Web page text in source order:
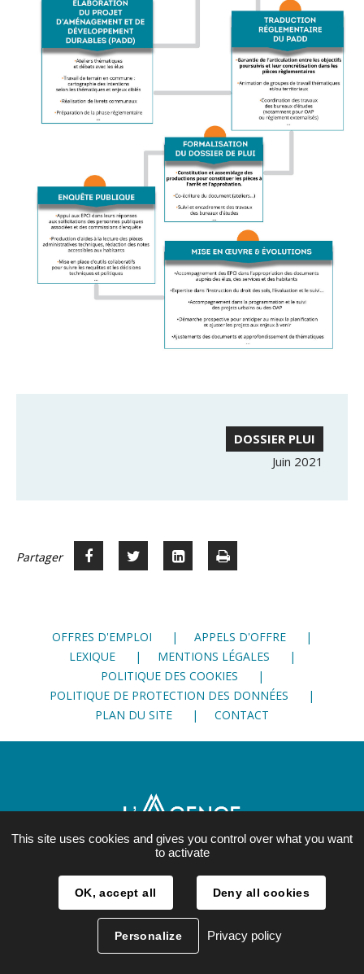
DOSSIER PLUI
Juin 2021
Partager Partager
Partager
Voir
Imprimer
OFFRES D'EMPLOI
APPELS D'OFFRE
LEXIQUE
MENTIONS LÉGALES
POLITIQUE DES COOKIES
POLITIQUE DE PROTECTION DES DONNÉES
PLAN DU SITE
CONTACT
21, rue Lesdiguières
38 000 Grenoble
04 76 28 86 00
This site uses cookies and gives you control over what you want
to activate
OK, accept all Deny all cookies
Personalize Privacy policy